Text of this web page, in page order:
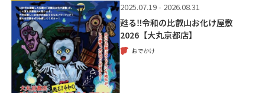
2025.07.19 - 2026.08.31
甦る‼令和の比叡山お化け屋敷
2026【大丸京都店】
おでかけ